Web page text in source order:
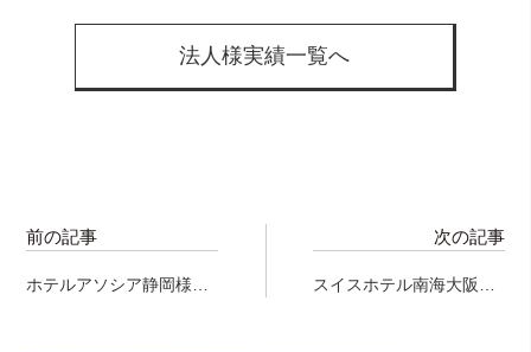
法人様実績一覧へ
前の記事
ホテルアソシア静岡様に
次の記事
スイスホテル南海大阪様